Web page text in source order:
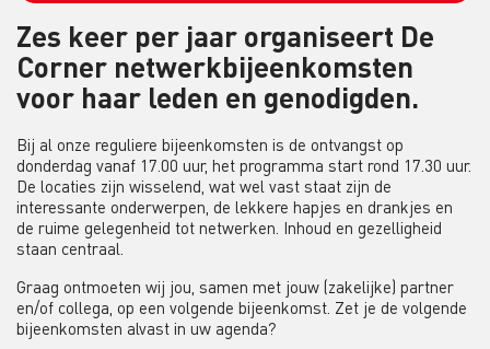
Zes keer per jaar organiseert De
Corner netwerkbijeenkomsten
voor haar leden en genodigden.
Bij al onze reguliere bijeenkomsten is de ontvangst op
donderdag vanaf 17.00 uur, het programma start rond 17.30 uur.
De locaties zijn wisselend, wat wel vast staat zijn de
interessante onderwerpen, de lekkere hapjes en drankjes en
de ruime gelegenheid tot netwerken. Inhoud en gezelligheid
staan centraal.
Graag ontmoeten wij jou, samen met jouw (zakelijke) partner
en/of collega, op een volgende bijeenkomst. Zet je de volgende
bijeenkomsten alvast in uw agenda?